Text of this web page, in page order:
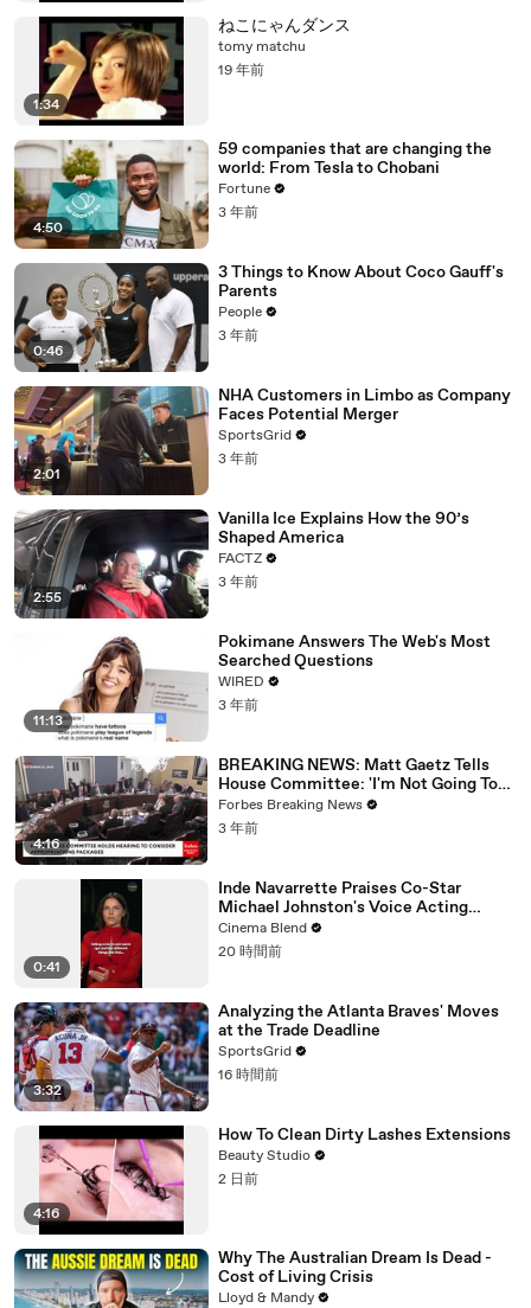
1:34
ねこにゃんダンス
tomy matchu
19 年前
4:50
59 companies that are changing the
world: From Tesla to Chobani
Fortune
3 年前
0:46
3 Things to Know About Coco Gauff's
Parents
People
3 年前
2:01
NHA Customers in Limbo as Company
Faces Potential Merger
SportsGrid
3 年前
2:55
Vanilla Ice Explains How the 90’s
Shaped America
FACTZ
3 年前
11:13
Pokimane Answers The Web's Most
Searched Questions
WIRED
3 年前
4:16
BREAKING NEWS: Matt Gaetz Tells
House Committee: 'I'm Not Going To
Vote For A Continuing Resolution'
Forbes Breaking News
3 年前
0:41
Inde Navarrette Praises Co-Star
Michael Johnston's Voice Acting
Advice
Cinema Blend
20 時間前
3:32
Analyzing the Atlanta Braves' Moves
at the Trade Deadline
SportsGrid
16 時間前
4:16
How To Clean Dirty Lashes Extensions
Beauty Studio
2 日前
Why The Australian Dream Is Dead -
Cost of Living Crisis
Lloyd & Mandy